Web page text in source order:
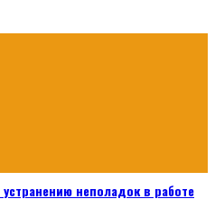
неполадок в работе